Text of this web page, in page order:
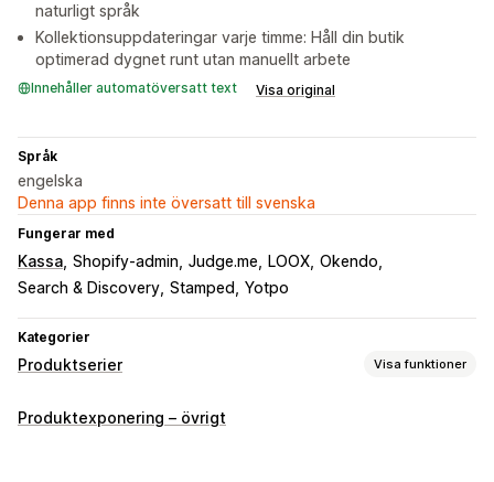
naturligt språk
Kollektionsuppdateringar varje timme: Håll din butik
optimerad dygnet runt utan manuellt arbete
Innehåller automatöversatt text Visa original
Språk
engelska
Denna app finns inte översatt till svenska
Fungerar med
Kassa Shopify-admin Judge.me LOOX Okendo
Search & Discovery Stamped Yotpo
Kategorier
Produktserier Visa funktioner
Sorteringsåtgärder
Produktexponering – övrigt